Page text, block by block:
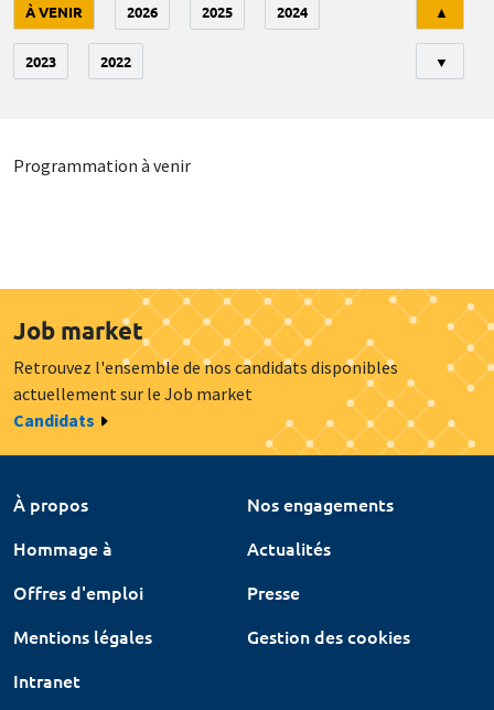
À VENIR 2026 2025 2024
2023 2022
▲
▼
Programmation à venir
Job market
Retrouvez l'ensemble de nos candidats disponibles
actuellement sur le Job market
Candidats
À propos
Nos engagements
Hommage à
Actualités
Offres d'emploi
Presse
Mentions légales
Gestion des cookies
Intranet